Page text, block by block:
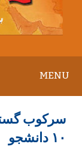
MENU
سرکوب
۱۰ دانشجو